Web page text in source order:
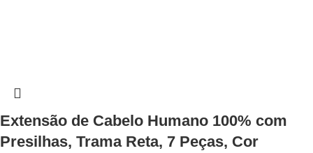
Extensão de Cabelo Humano 100% com
Presilhas, Trama Reta, 7 Peças, Cor